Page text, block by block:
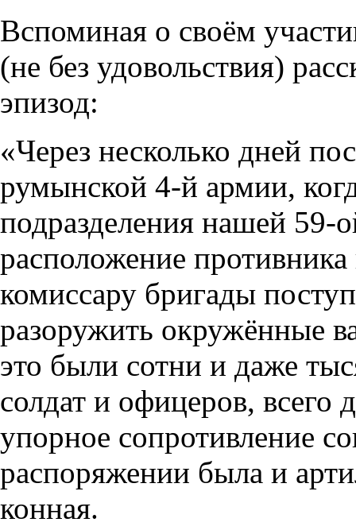
Вспоминая о своём
(не без удовольствия)
эпизод:
«Через несколько дней
румынской 4-й армии,
подразделения нашей 59-
расположение
комиссару бригады
разоружить окружённые
это были сотни и даже
солдат и офицеров, всего
упорное сопротивление
распоряжении была и
конная.